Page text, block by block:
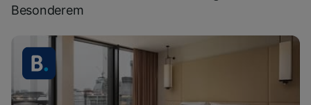
Besonderem